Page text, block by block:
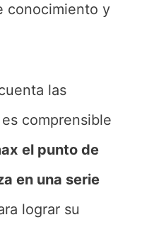
conocimiento y
las
comprensible
el punto de
en una serie
lograr su